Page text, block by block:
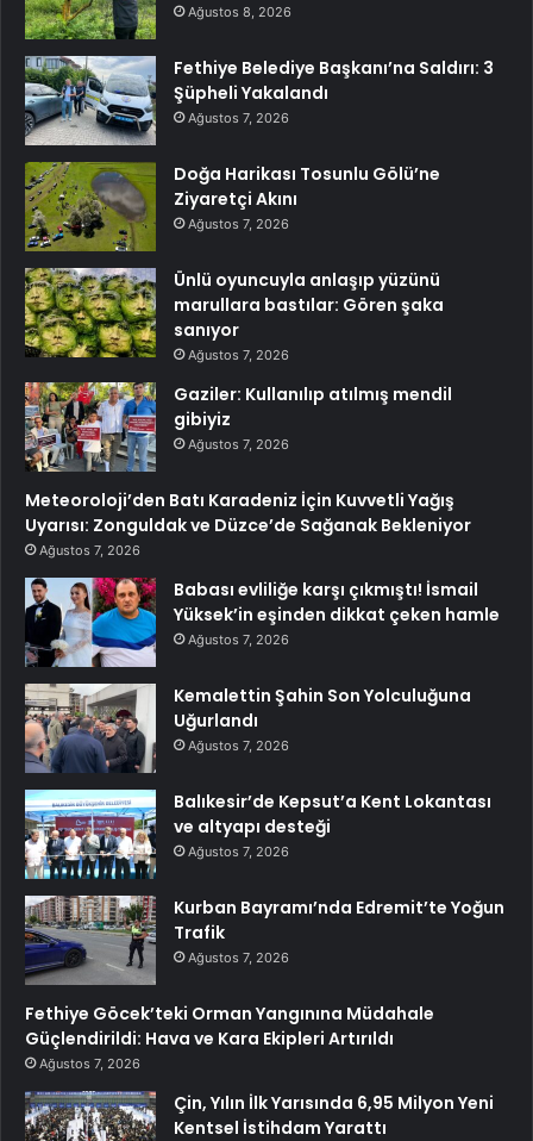
Ağustos 8, 2026
Fethiye Belediye Başkanı’na Saldırı: 3
Şüpheli Yakalandı
Ağustos 7, 2026
Doğa Harikası Tosunlu Gölü’ne
Ziyaretçi Akını
Ağustos 7, 2026
Ünlü oyuncuyla anlaşıp yüzünü
marullara bastılar: Gören şaka
sanıyor
Ağustos 7, 2026
Gaziler: Kullanılıp atılmış mendil
gibiyiz
Ağustos 7, 2026
Meteoroloji’den Batı Karadeniz İçin Kuvvetli Yağış
Uyarısı: Zonguldak ve Düzce’de Sağanak Bekleniyor
Ağustos 7, 2026
Babası evliliğe karşı çıkmıştı! İsmail
Yüksek’in eşinden dikkat çeken hamle
Ağustos 7, 2026
Kemalettin Şahin Son Yolculuğuna
Uğurlandı
Ağustos 7, 2026
Balıkesir’de Kepsut’a Kent Lokantası
ve altyapı desteği
Ağustos 7, 2026
Kurban Bayramı’nda Edremit’te Yoğun
Trafik
Ağustos 7, 2026
Fethiye Göcek’teki Orman Yangınına Müdahale
Güçlendirildi: Hava ve Kara Ekipleri Artırıldı
Ağustos 7, 2026
Çin, Yılın İlk Yarısında 6,95 Milyon Yeni
Kentsel İstihdam Yarattı